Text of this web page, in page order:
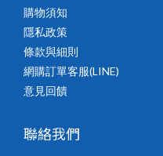
購物須知
隱私政策
條款與細則
網購訂單客服(LINE)
意見回饋
聯絡我們